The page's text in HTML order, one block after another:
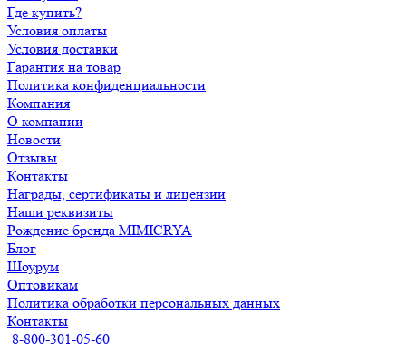
Где купить?
Условия оплаты
Условия доставки
Гарантия на товар
Политика конфиденциальности
Компания
О компании
Новости
Отзывы
Контакты
Награды, сертификаты и лицензии
Наши реквизиты
Рождение бренда MIMICRYA
Блог
Шоурум
Оптовикам
Политика обработки персональных данных
Контакты
8-800-301-05-60